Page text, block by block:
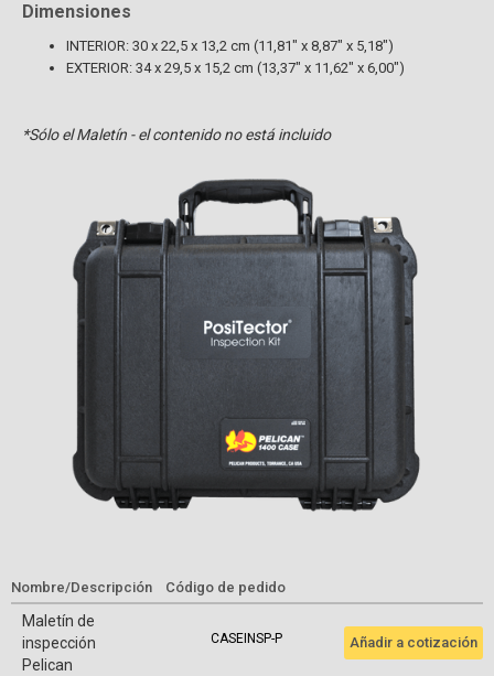
Dimensiones
INTERIOR: 30 x 22,5 x 13,2 cm (11,81" x 8,87" x 5,18")
EXTERIOR: 34 x 29,5 x 15,2 cm (13,37" x 11,62" x 6,00")
*Sólo elMaletín - el contenido no está incluido
Nombre/Descripción Código de pedido
Maletín de
inspección
Pelican
CASEINSP-P Añadir a cotización